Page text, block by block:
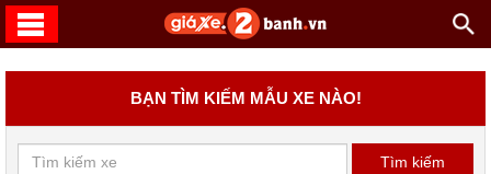
BẠN TÌM KIẾM MẪU XE NÀO!